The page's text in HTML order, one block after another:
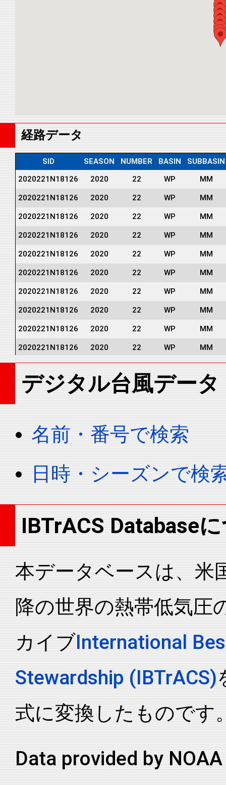
経路データ
SID SEASON NUMBER BASIN
SUBBASIN
2020221N18126
2020 22 WP MM
2020221N18126 2020 22 WP MM
2020221N18126 2020 22 WP MM
2020221N18126 2020 22 WP MM
2020221N18126 2020 22 WP MM
2020221N18126 2020 22 WP MM
2020221N18126 2020 22 WP MM
2020221N18126 2020 22 WP MM
2020221N18126 2020 22 WP MM
2020221N18126 2020 22 WP MM
2020221N18126 2020 22 WP MM
2020221N18126 2020 22 WP MM
2020221N18126 2020 22 WP
2020221N18126 2020 22 WP MM
MM
2020221N18126 2020 22 WP MM
2020221N18126 2020 22 WP MM
デジタル台風データ
名前・番号で検索
日時・シーズンで検
IBTrACS Database
本データベースは、米
降の世界の熱帯低気圧
カイブInternational
Stewardship (IBTrACS)
式に変換したものです
Data provided by